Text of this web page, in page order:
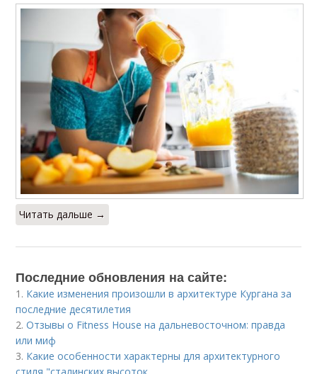
Читать дальше →
Последние обновления на сайте:
1. Какие изменения произошли в архитектуре Кургана за
последние десятилетия
2.Отзывы о Fitness House на дальневосточном: правда
или миф
3. Какие особенности характерны для архитектурного